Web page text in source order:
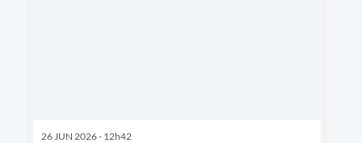
26 JUN 2026 - 12h42